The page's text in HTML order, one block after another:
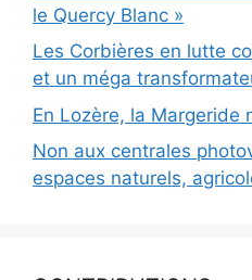
le Quercy Blanc »
Les Corbières en lutte
et un méga
En Lozère, la Margeride
Non aux centrales
espaces naturels,